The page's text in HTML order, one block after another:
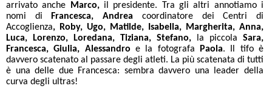
arrivato anche
Marco, il presidente. Tra gli altri annotiamo i
nomi di
Francesca, Andrea coordinatore dei Centri di
Accoglienza, Roby, Ugo, Matilde, Isabella, Margherita, Anna,
Luca, Lorenzo, Loredana, Tiziana, Stefano,
la piccola Sara,
Francesca, Giulia, Alessandro e la fotografa Paola. Il tifo è
davvero scatenato al passare degli atleti. La più scatenata di tutti
è una delle due Francesca: sembra davvero una leader della
curva degli ultras!